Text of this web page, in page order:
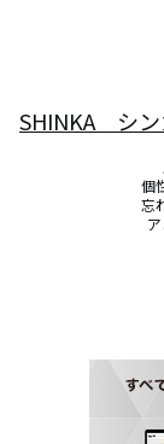
SHINKA シ
個
忘